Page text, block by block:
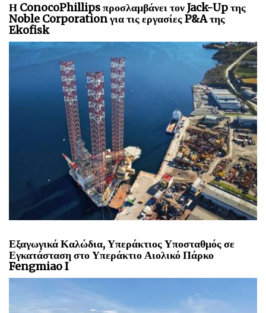
Η ConocoPhillips προσλαμβάνει τον Jack-Up της
Noble Corporation για τις εργασίες P&A της
Ekofisk
Εξαγωγικά Καλώδια, Υπεράκτιος Υποσταθμός σε
Εγκατάσταση στο Υπεράκτιο Αιολικό Πάρκο
Fengmiao I